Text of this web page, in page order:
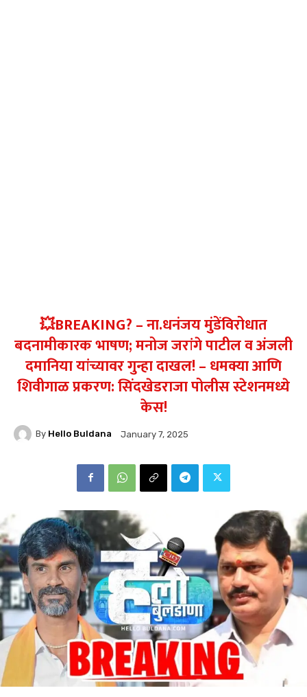
💥BREAKING? – ना.धनंजय मुंडेंविरोधात
बदनामीकारक भाषण; मनोज जरांगे पाटील व अंजली
दमानिया यांच्यावर गुन्हा दाखल! – धमक्या आणि
शिवीगाळ प्रकरण: सिंदखेडराजा पोलीस स्टेशनमध्ये
केस!
By Hello Buldana January 7, 2025